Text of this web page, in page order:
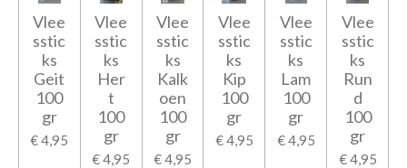
Vlee
sstic
ks
Geit
100
gr
€ 4,95
Vlee
sstic
ks
Her
t
100
gr
€ 4,95
Vlee
sstic
ks
Kalk
oen
100
gr
€ 4,95
Vlee
sstic
ks
Kip
100
gr
€ 4,95
Vlee
sstic
ks
Lam
100
gr
€ 4,95
Vlee
sstic
ks
Run
d
100
gr
€ 4,95